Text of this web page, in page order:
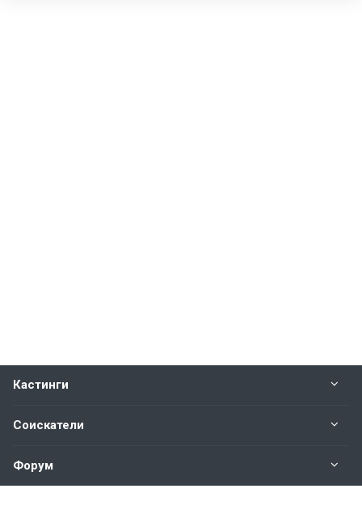
Кастинги
Соискатели
Форум